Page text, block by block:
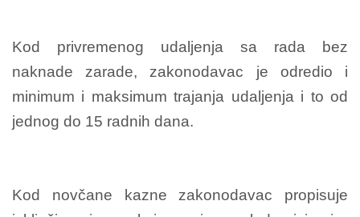
Kod privremenog udaljenja sa rada bez
naknade zarade, zakonodavac je odredio i
minimum i maksimum trajanja udaljenja i to od
jednog do 15 radnih dana.
Kod novčane kazne zakonodavac propisuje